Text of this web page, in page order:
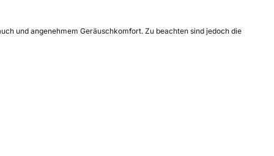
und angenehmem Geräuschkomfort. Zu beachten sind jedoch die